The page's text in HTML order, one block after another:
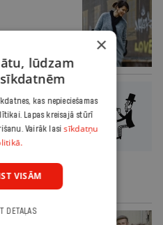
×
lūdzam
kas nepieciešamas
Lapas kreisajā stūrī
Vairāk lasisīkdatņu
VISĀM
DETAĻAS